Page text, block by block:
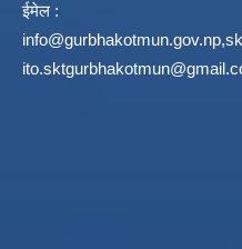
ईमेल :
info@gurbhakotmun.gov.np,